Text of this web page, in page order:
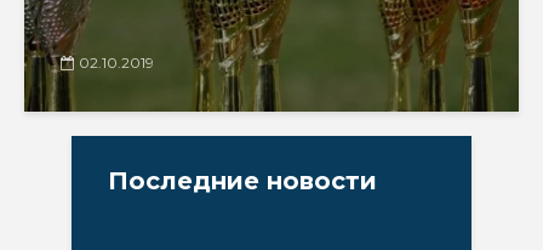
02.10.2019
Последние новости